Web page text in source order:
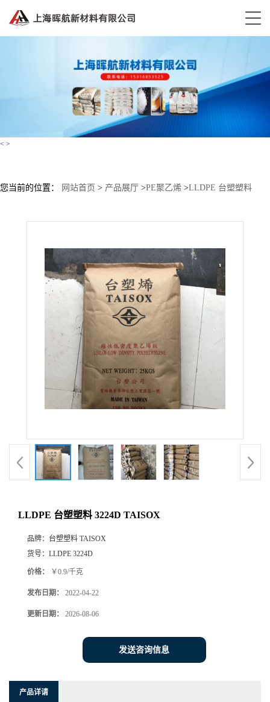
< >
您当前的位置： 网站首页 > 产品展厅 >PE聚乙烯 >LLDPE 台塑塑料
LLDPE 台塑塑料 3224D TAISOX
品牌： 台塑塑料 TAISOX
货号： LLDPE 3224D
价格： ￥0.9/千克
发布日期： 2022-04-22
更新日期： 2026-08-06
发送咨询信息
产品详请